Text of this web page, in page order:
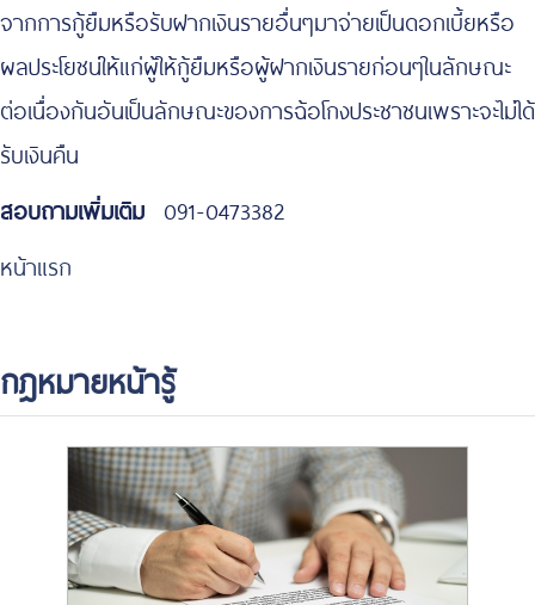
จากการกู้ยืมหรือรับฝากเงินรายอื่นๆมาจ่ายเป็นดอกเบี้ยหรือ
ผลประโยชน์ให้แก่ผู้ให้กู้ยืมหรือผู้ฝากเงินรายก่อนๆในลักษณะ
ต่อเนื่องกันอันเป็นลักษณะของการฉ้อโกงประชาชนเพราะจะไม่ได้
รับเงินคืน
สอบถามเพิ่มเติม 091-0473382
หน้าแรก
กฎหมายหน้ารู้